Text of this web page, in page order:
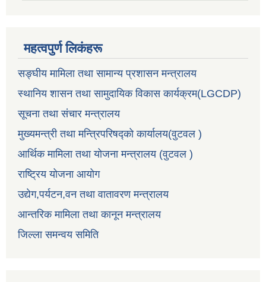
महत्वपुर्ण लिकंहरू
सङ्घीय मामिला तथा सामान्य प्रशासन मन्त्रालय
स्थानिय शासन तथा सामुदायिक विकास कार्यक्रम(LGCDP)
सूचना तथा संचार मन्त्रालय
मुख्यमन्त्री तथा मन्त्रिपरिषद्को कार्यालय(वुटवल )
आर्थिक मामिला तथा योजना मन्त्रालय (वुटवल )
राष्ट्रिय योजना आयोग
उद्येग,पर्यटन,वन तथा वातावरण मन्त्रालय
आन्तरिक मामिला तथा कानून मन्त्रालय
जिल्ला समन्वय समिति